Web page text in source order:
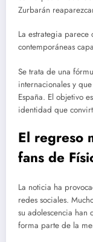
Zurbarán
La estrategia
contemporáneas
Se trata de una
internacionales y
España. El objetivo
identidad que
El regreso
fans de
La noticia ha
redes sociales.
su adolescencia han
forma parte de la